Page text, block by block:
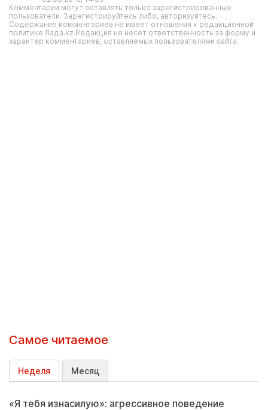
Комментарии могут оставлять только зарегистрированные
пользователи. Зарегистрируйтесь либо, авторизуйтесь.
Содержание комментариев не имеет отношения к редакционной
политике Лада.kz.Редакция не несет ответственность за форму и
характер комментариев, оставляемых пользователями сайта.
Самое читаемое
Неделя Месяц
«Я тебя изнасилую»: агрессивное поведение